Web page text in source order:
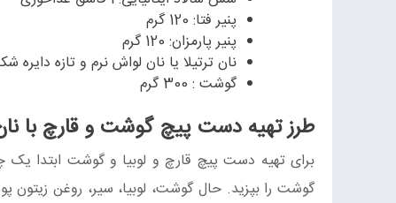
پنیر فتا: 120 گرم
پنیر پارمزان: 120 گرم
نان ترتیلا یا نان لواش نرم و تازه دایره شکل به
گوشت : 300 گرم
طرز تهیه دست پیچ گوشت و قارچ با
برای تهیه دست پیچ قارچ و لوبیا و گوشت ابتدا یک‌
گوشت را بپزید. حال گوشت، لوبیا، سیر، روغن‌ زیتون